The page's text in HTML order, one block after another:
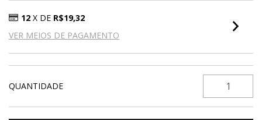
12 X DE R$19,32
VER MEIOS DE PAGAMENTO
QUANTIDADE